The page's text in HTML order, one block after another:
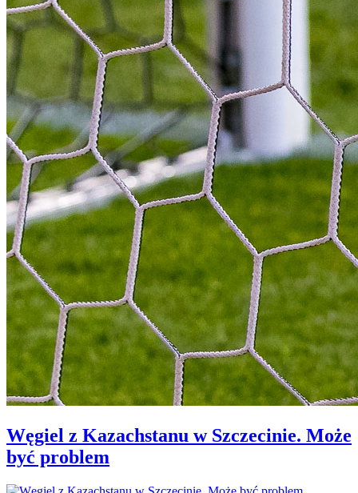
Węgiel z Kazachstanu w Szczecinie. Może
być problem